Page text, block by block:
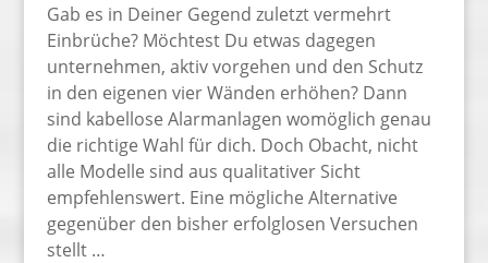
Gab es in Deiner Gegend zuletzt vermehrt
Einbrüche? Möchtest Du etwas dagegen
unternehmen, aktiv vorgehen und den Schutz
in den eigenen vier Wänden erhöhen? Dann
sind kabellose Alarmanlagen womöglich genau
die richtige Wahl für dich. Doch Obacht, nicht
alle Modelle sind aus qualitativer Sicht
empfehlenswert. Eine mögliche Alternative
gegenüber den bisher erfolglosen Versuchen
stellt …